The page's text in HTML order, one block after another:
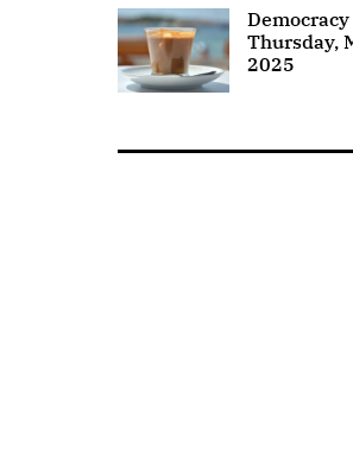
Thursday,
2025